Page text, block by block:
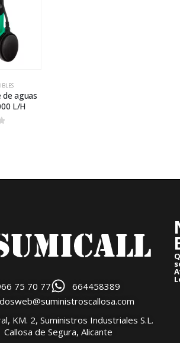
de aguas
L/H
75 70 77
664458389
KM. 2, Suministros Industriales S.L.
Callosa de Segura, Alicante